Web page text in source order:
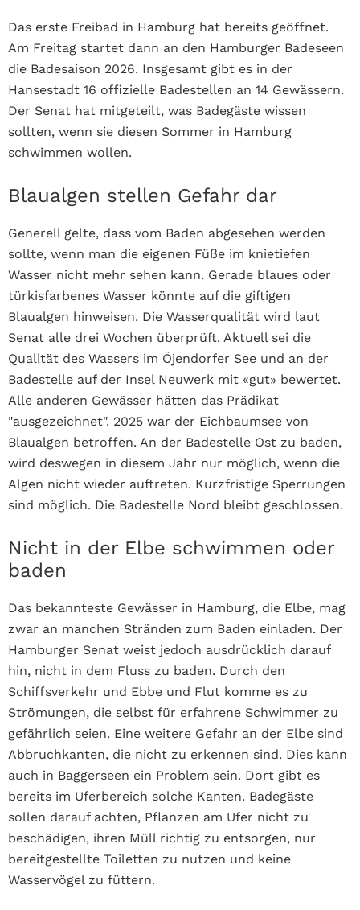
Das erste Freibad in Hamburg hat bereits geöffnet.
Am Freitag startet dann an den Hamburger Badeseen
die Badesaison 2026. Insgesamt gibt es in der
Hansestadt 16 offizielle Badestellen an 14 Gewässern.
Der Senat hat mitgeteilt, was Badegäste wissen
sollten, wenn sie diesen Sommer in Hamburg
schwimmen wollen.
Blaualgen stellen Gefahr dar
Generell gelte, dass vom Baden abgesehen werden
sollte, wenn man die eigenen Füße im knietiefen
Wasser nicht mehr sehen kann. Gerade blaues oder
türkisfarbenes Wasser könnte auf die giftigen
Blaualgen hinweisen. Die Wasserqualität wird laut
Senat alle drei Wochen überprüft. Aktuell sei die
Qualität des Wassers im Öjendorfer See und an der
Badestelle auf der Insel Neuwerk mit «gut» bewertet.
Alle anderen Gewässer hätten das Prädikat
"ausgezeichnet". 2025 war der Eichbaumsee von
Blaualgen betroffen. An der Badestelle Ost zu baden,
wird deswegen in diesem Jahr nur möglich, wenn die
Algen nicht wieder auftreten. Kurzfristige Sperrungen
sind möglich. Die Badestelle Nord bleibt geschlossen.
Nicht in der Elbe schwimmen oder
baden
Das bekannteste Gewässer in Hamburg, die Elbe, mag
zwar an manchen Stränden zum Baden einladen. Der
Hamburger Senat weist jedoch ausdrücklich darauf
hin, nicht in dem Fluss zu baden. Durch den
Schiffsverkehr und Ebbe und Flut komme es zu
Strömungen, die selbst für erfahrene Schwimmer zu
gefährlich seien. Eine weitere Gefahr an der Elbe sind
Abbruchkanten, die nicht zu erkennen sind. Dies kann
auch in Baggerseen ein Problem sein. Dort gibt es
bereits im Uferbereich solche Kanten. Badegäste
sollen darauf achten, Pflanzen am Ufer nicht zu
beschädigen, ihren Müll richtig zu entsorgen, nur
bereitgestellte Toiletten zu nutzen und keine
Wasservögel zu füttern.